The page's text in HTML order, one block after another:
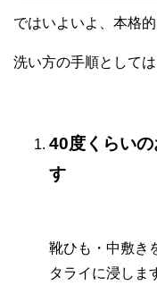
ではいよいよ、本格
洗い方の手順として
40度くらい
す
靴ひも・中敷き
タライに浸しま